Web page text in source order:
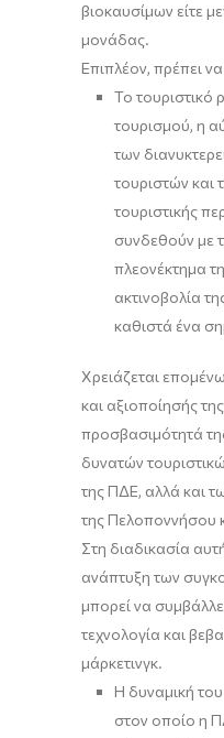
βιοκαυσίμων είτε
μονάδας.
Επιπλέον, πρέπει
Το
τουρισμού, η
των
τουριστών και
τουριστικής
συνδεθούν με
πλεονέκτημα
ακτινοβολία
καθιστά ένα
Χρειάζεται
και αξιοποίησής
προσβασιμότητά
δυνατών
της ΠΔΕ, αλλά και
της Πελοποννήσου
Στη διαδικασία
ανάπτυξη των
μπορεί να
τεχνολογία και
μάρκετινγκ.
Η δυναμική
στον οποίο η